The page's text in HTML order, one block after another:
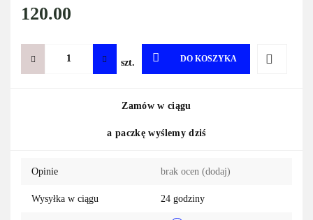
120.00
szt. DO KOSZYKA
Zamów w ciągu
a paczkę wyślemy dziś
Opinie brak ocen (dodaj)
Wysyłka w ciągu 24 godziny